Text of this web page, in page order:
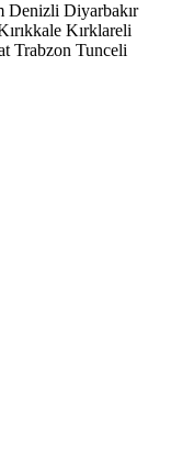
Denizli Diyarbakır
Kırklareli
Trabzon Tunceli